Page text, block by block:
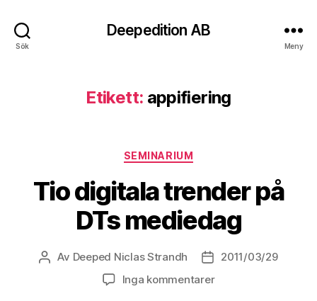
Sök
Deepedition AB
Meny
Etikett: appifiering
Kategorier
SEMINARIUM
Tio digitala trender på
DTs mediedag
Inläggsförfattare
Av Deeped Niclas Strandh Inläggsdatum
2011/03/29
Inga kommentarer